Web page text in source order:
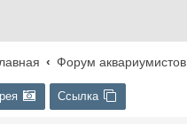
Форум аквариумистов
Ссылка